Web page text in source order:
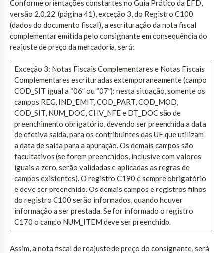
Conforme orientações constantes no Guia Prático da EFD,
versão 2.0.22, (página 41), exceção 3, do Registro C100
(dados do documento fiscal), a escrituração da nota fiscal
complementar emitida pelo consignante em consequência do
reajuste de preço da mercadoria, será:
Exceção 3: Notas Fiscais Complementares e Notas Fiscais
Complementares escrituradas extemporaneamente (campo
COD_SIT igual a “06” ou “07”): nesta situação, somente os
campos REG, IND_EMIT, COD_PART, COD_MOD,
COD_SIT, NUM_DOC, CHV_NFE e DT_DOC são de
preenchimento obrigatório, devendo ser preenchida a data
de efetiva saída, para os contribuintes das UF que utilizam
a data de saída para a apuração. Os demais campos são
facultativos (se forem preenchidos, inclusive com valores
iguais a zero, serão validadas e aplicadas as regras de
campos existentes). O registro C190 é sempre obrigatório
e deve ser preenchido. Os demais campos e registros filhos
do registro C100 serão informados, quando houver
informação a ser prestada. Se for informado o registro
C170 o campo NUM_ITEM deve ser preenchido.
Assim, a nota fiscal de reajuste de preço do consignante, será